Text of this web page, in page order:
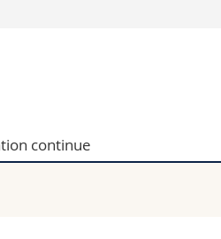
Collaborateurs
continue